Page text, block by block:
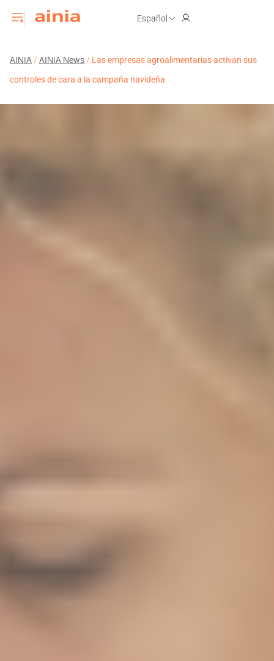
Español
AINIA / AINIA News / Las empresas agroalimentarias activan sus
controles de cara a la campaña navideña